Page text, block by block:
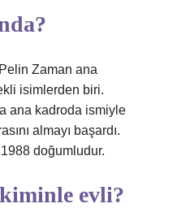
Zaman ana
isimlerden biri.
ana kadroda ismiyle
almayı başardı.
doğumludur.
evli?